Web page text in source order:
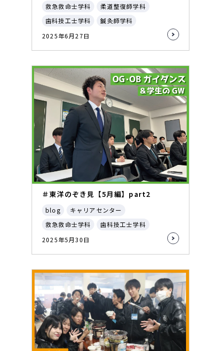
救急救命士学科
柔道整復師学科
歯科技工士学科
鍼灸師学科
2025年6月27日
＃東洋のぞき見【5月編】part2
blog
キャリアセンター
救急救命士学科
歯科技工士学科
2025年5月30日